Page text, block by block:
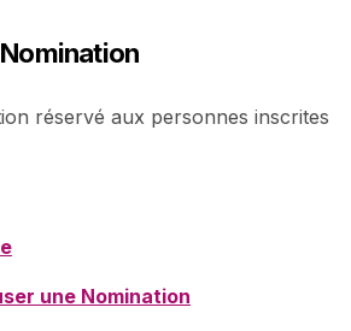
réservé aux personnes inscrites
une Nomination